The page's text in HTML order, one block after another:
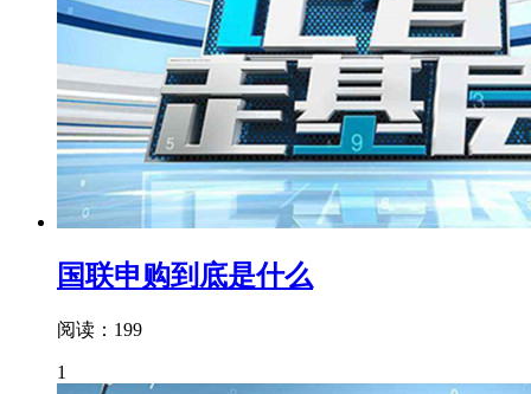
国联申购到底是什么
阅读：199
1